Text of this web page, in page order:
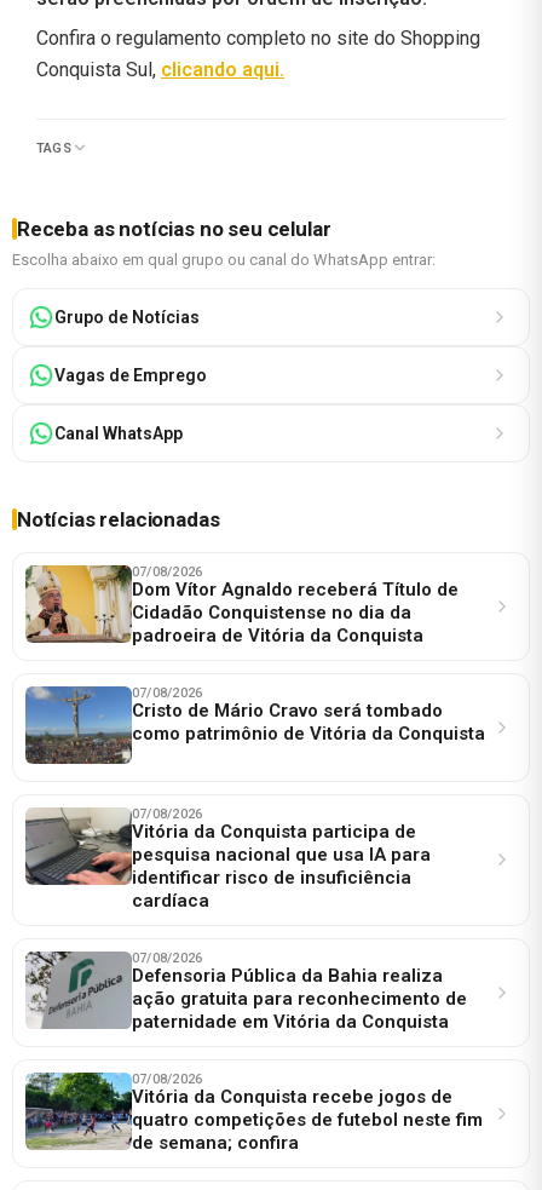
Confira o regulamento completo no site do Shopping
Conquista Sul, clicando aqui.
TAGS
Receba as notícias no seu celular
Escolha abaixo em qual grupo ou canal do WhatsApp entrar:
Grupo de Notícias
Vagas de Emprego
Canal WhatsApp
Notícias relacionadas
07/08/2026
Dom Vítor Agnaldo receberá Título de
Cidadão Conquistense no dia da
padroeira de Vitória da Conquista
07/08/2026
Cristo de Mário Cravo será tombado
como patrimônio de Vitória da Conquista
07/08/2026
Vitória da Conquista participa de
pesquisa nacional que usa IA para
identificar risco de insuficiência
cardíaca
07/08/2026
Defensoria Pública da Bahia realiza
ação gratuita para reconhecimento de
paternidade em Vitória da Conquista
07/08/2026
Vitória da Conquista recebe jogos de
quatro competições de futebol neste fim
de semana; confira